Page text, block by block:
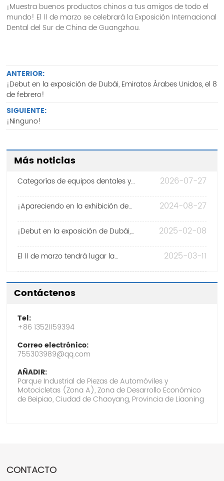
¡Muestra buenos productos chinos a tus amigos de todo el
mundo! El 11 de marzo se celebrará la Exposición Internacional
Dental del Sur de China de Guangzhou.
ANTERIOR:
¡Debut en la exposición de Dubái, Emiratos Árabes Unidos, el 8
de febrero!
SIGUIENTE:
¡Ninguno!
Más noticias
Categorías de equipos dentales y
equipos dentales
2026-07-27
¡Apareciendo en la exhibición de
de agosto!
2024-08-27
¡Debut en la exposición de Dubái,
febrero!
2025-02-08
El 11 de marzo tendrá lugar la
Guangzhou South China!
2025-03-11
Contáctenos
Tel:
+86 13521159394
Correo electrónico:
755303989@qq.com
AÑADIR:
Parque Industrial de Piezas de Automóviles y
Motocicletas (Zona A), Zona de Desarrollo Económico
de Beipiao, Ciudad de Chaoyang, Provincia de Liaoning
CONTACTO